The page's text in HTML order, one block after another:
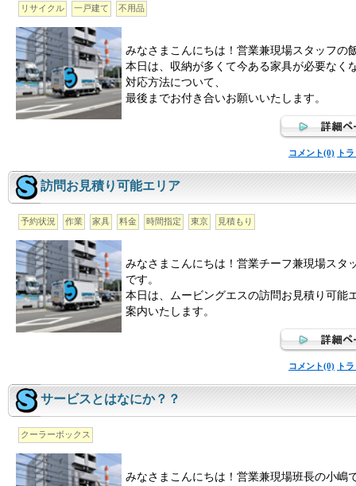
リサイクル 一戸建て 不用品
みなさまこんにちは！営業兼現場スタッフの
本日は、収納が多くて今ある家具が必要なく
対応方法について、
最後までお付き合いお願いいたします。
コメント(0) ト
訪問お見積り可能エリア
予約状況 作業 家具 料金 時間指定 東京 見積もり
みなさまこんにちは！営業チーフ兼現場スタ
です。
本日は、ムービングエスの訪問お見積り可能
案内いたします。
コメント(0) ト
サービスとはなにか？？
クーラーボックス
みなさまこんにちは！営業兼現場班長の小嶋